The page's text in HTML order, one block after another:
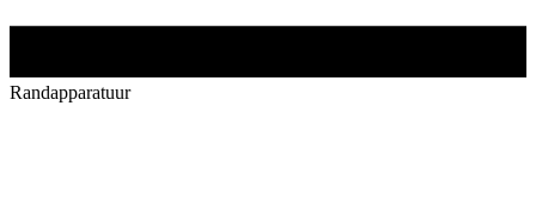
Randapparatuur